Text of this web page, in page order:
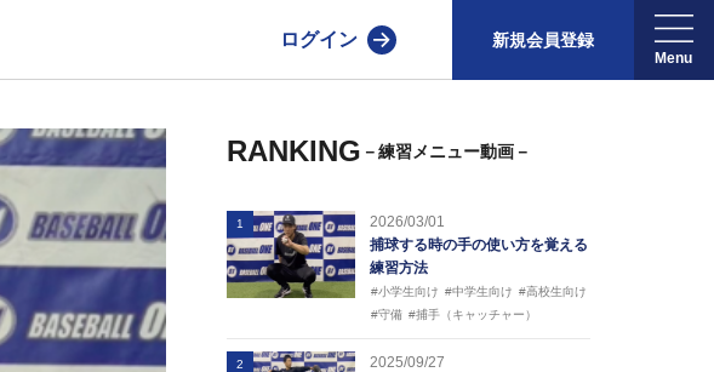
ログイン 新規会員登録
RANKING －練習メニュー動画－
1
2026/03/01
捕球する時の手の使い方を覚える
練習方法
#小学生向け #中学生向け #高校生向け
#守備 #捕手（キャッチャー）
2
2025/09/27